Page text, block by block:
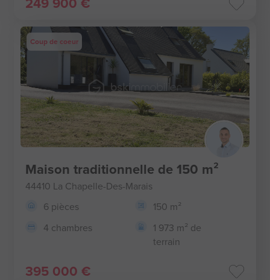
Coup de coeur
Maison traditionnelle de 150 m²
44410 La Chapelle-Des-Marais
6 pièces
150 m²
4 chambres
1 973 m² de
terrain
395 000 €